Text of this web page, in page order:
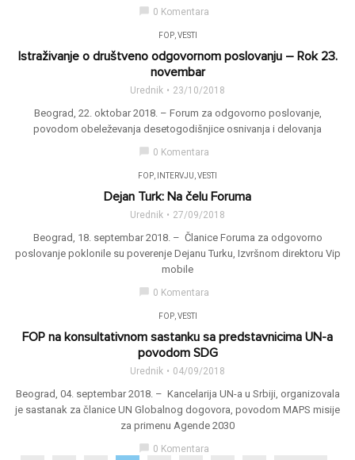
chat_bubble 0 Komentara
FOP, VESTI
Istraživanje o društveno odgovornom poslovanju – Rok 23.
novembar
Urednik 23/10/2018
Beograd, 22. oktobar 2018. – Forum za odgovorno poslovanje,
povodom obeleževanja desetogodišnjice osnivanja i delovanja
chat_bubble 0 Komentara
FOP INTERVJU VESTI
Dejan Turk: Na čelu Foruma
Urednik 27/09/2018
Beograd, 18. septembar 2018. – Članice Foruma za odgovorno
poslovanje poklonile su poverenje Dejanu Turku, Izvršnom direktoru Vip
mobile
chat_bubble 0 Komentara
FOP, VESTI
FOP na konsultativnom sastanku sa predstavnicima UN-a
povodom SDG
Urednik 04/09/2018
Beograd, 04. septembar 2018. – Kancelarija UN-a u Srbiji, organizovala
je sastanak za članice UN Globalnog dogovora, povodom MAPS misije
za primenu Agende 2030
chat_bubble 0 Komentara